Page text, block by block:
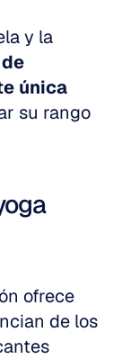
y la
única
su rango
ofrece
de los